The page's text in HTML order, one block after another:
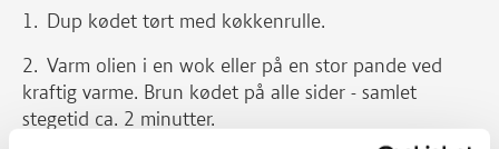
Dup kødet tørt med køkkenrulle.
Varm olien i en wok eller på en stor pande ved
kraftig varme. Brun kødet på alle sider - samlet
stegetid ca. 2 minutter.